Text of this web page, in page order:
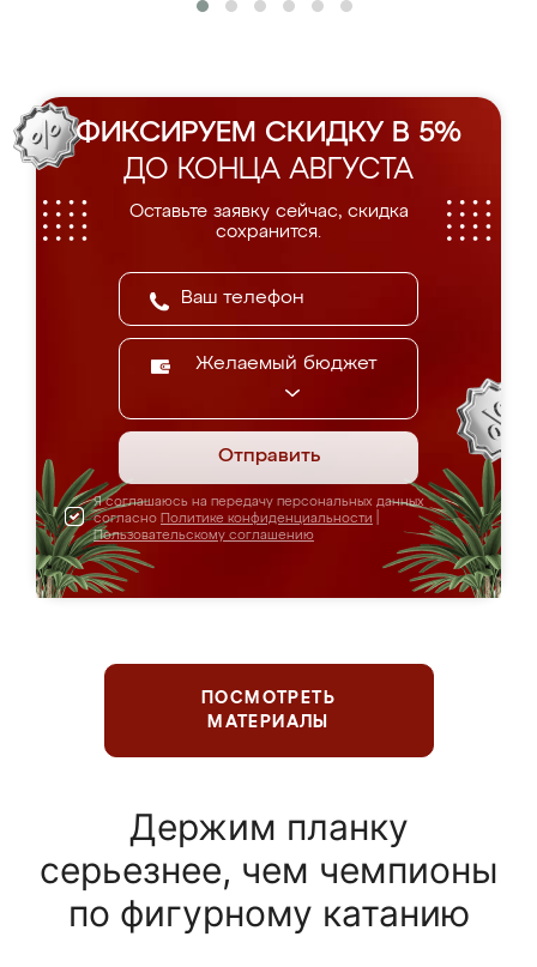
ФИКСИРУЕМ СКИДКУ В 5%
ДО КОНЦА АВГУСТА
Оставьте заявку сейчас, скидка
сохранится.
Желаемый бюджет
Отправить
Я соглашаюсь на передачу персональных данных
согласно Политике конфиденциальности
Пользовательскому соглашению
ПОСМОТРЕТЬ
МАТЕРИАЛЫ
Держим планку
серьезнее, чем чемпионы
по фигурному катанию